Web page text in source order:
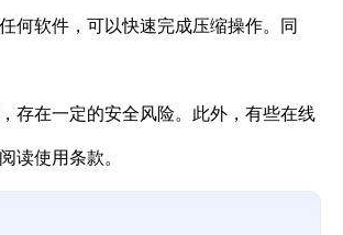
何软件，可以快速完成压缩操作。同
存在一定的安全风险。此外，有些在线
读使用条款。